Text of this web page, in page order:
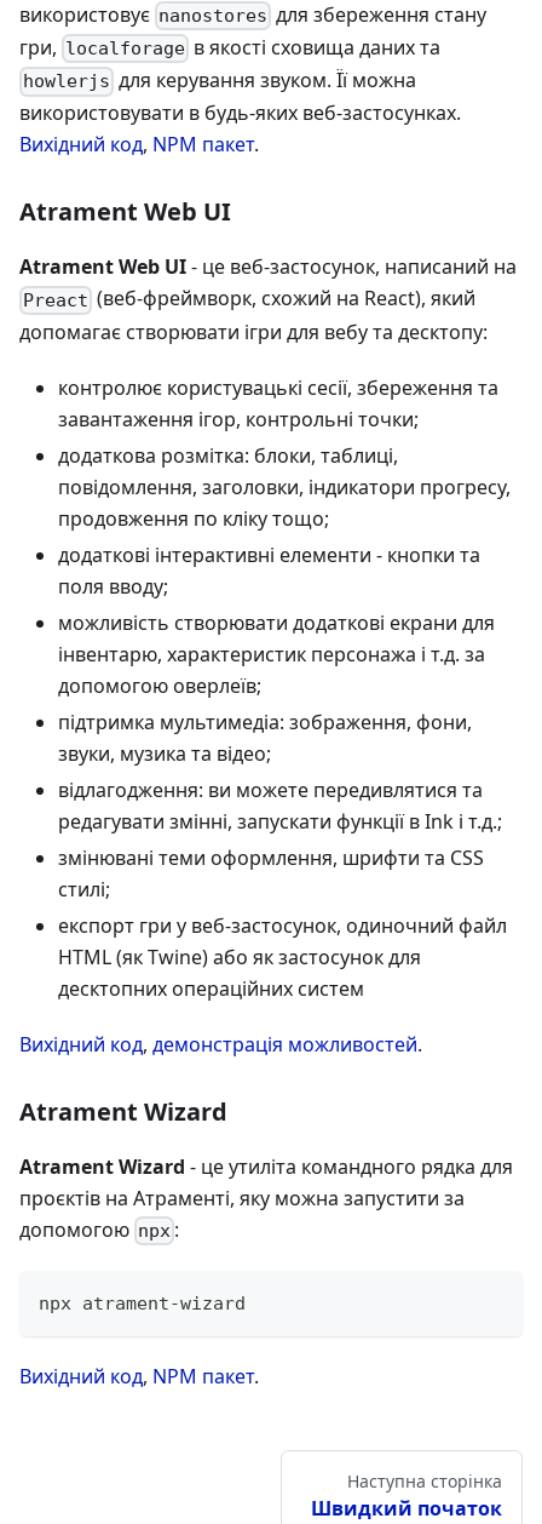
використовує nanostores для збереження стану
гри, localforage в якості сховища даних та
howlerjs для керування звуком. Її можна
використовувати в будь-яких веб-застосунках.
Вихідний код, NPM пакет.
Atrament Web UI
Atrament Web UI- це веб-застосунок, написаний на
Preact (веб-фреймворк, схожий на React), який
допомагає створювати ігри для вебу та десктопу:
контролює користувацькі сесії, збереження та
завантаження ігор, контрольні точки;
додаткова розмітка: блоки, таблиці,
повідомлення, заголовки, індикатори прогресу,
продовження по кліку тощо;
додаткові інтерактивні елементи - кнопки та
поля вводу;
можливість створювати додаткові екрани для
інвентарю, характеристик персонажа і т.д. за
допомогою оверлеїв;
підтримка мультимедіа: зображення, фони,
звуки, музика та відео;
відлагодження: ви можете передивлятися та
редагувати змінні, запускати функції в Ink і т.д.;
змінювані теми оформлення, шрифти та CSS
стилі;
експорт гри у веб-застосунок, одиночний файл
HTML (як Twine) або як застосунок для
десктопних операційних систем
Вихідний код, демонстрація можливостей.
Atrament Wizard
Atrament Wizard - це утиліта командного рядка для
проєктів на Атраменті, яку можна запустити за
допомогою npx :
npx atrament-wizard
Вихідний код, NPM пакет.
Наступна сторінка
Швидкий початок